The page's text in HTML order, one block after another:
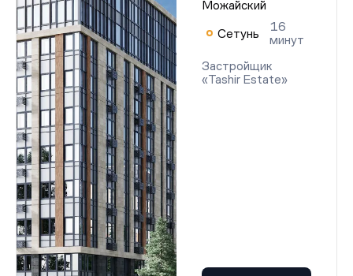
Можайский
Сетунь
16
минут
Застройщик
«Tashir Estate»